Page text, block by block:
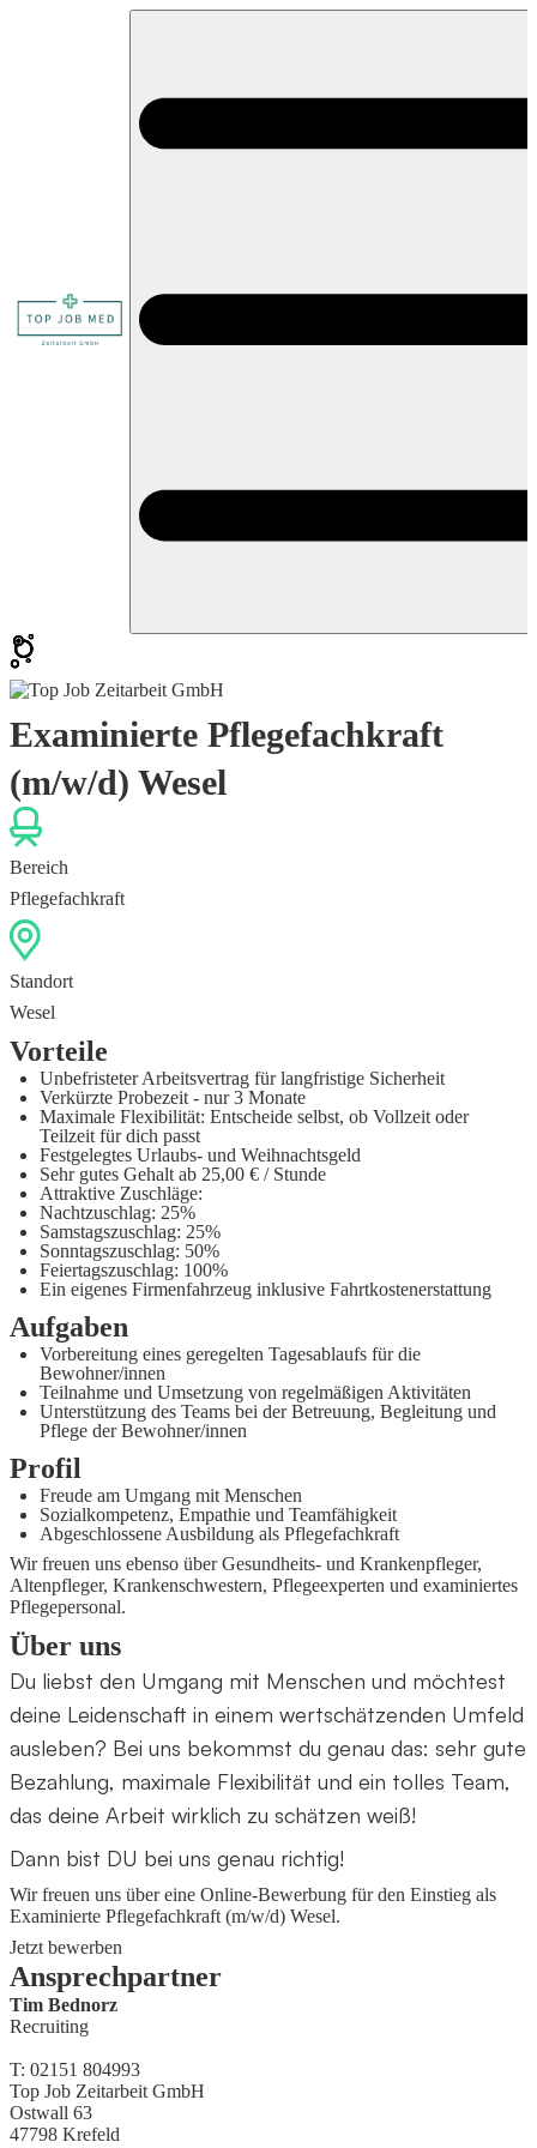
Examinierte Pflegefachkraft
(m/w/d) Wesel
Bereich
Pflegefachkraft
Standort
Wesel
Vorteile
Unbefristeter Arbeitsvertrag für langfristige Sicherheit
Verkürzte Probezeit - nur 3 Monate
Maximale Flexibilität: Entscheide selbst, ob Vollzeit oder
Teilzeit für dich passt
Festgelegtes Urlaubs- und Weihnachtsgeld
Sehr gutes Gehalt ab 25,00 € / Stunde
Attraktive Zuschläge:
Nachtzuschlag: 25%
Samstagszuschlag: 25%
Sonntagszuschlag: 50%
Feiertagszuschlag: 100%
Ein eigenes Firmenfahrzeug inklusive Fahrtkostenerstattung
Aufgaben
Vorbereitung eines geregelten Tagesablaufs für die
Bewohner/innen
Teilnahme und Umsetzung von regelmäßigen Aktivitäten
Unterstützung des Teams bei der Betreuung, Begleitung und
Pflege der Bewohner/innen
Profil
Freude am Umgang mit Menschen
Sozialkompetenz, Empathie und Teamfähigkeit
Abgeschlossene Ausbildung als Pflegefachkraft
Wir freuen uns ebenso über Gesundheits‑ und Krankenpfleger,
Altenpfleger, Krankenschwestern, Pflegeexperten und examiniertes
Pflegepersonal.
Über uns
Du liebst den Umgang mit Menschen und möchtest
deine Leidenschaft in einem wertschätzenden Umfeld
ausleben? Bei uns bekommst du genau das: sehr gute
Bezahlung, maximale Flexibilität und ein tolles Team,
das deine Arbeit wirklich zu schätzen weiß!
Dann bist DU bei uns genau richtig!
Wir freuen uns über eine Online-Bewerbung für den Einstieg als
Examinierte Pflegefachkraft (m/w/d) Wesel.
Jetzt bewerben
Ansprechpartner
Tim Bednorz
Recruiting
T: 02151 804993
Top Job Zeitarbeit GmbH
Ostwall 63
47798 Krefeld